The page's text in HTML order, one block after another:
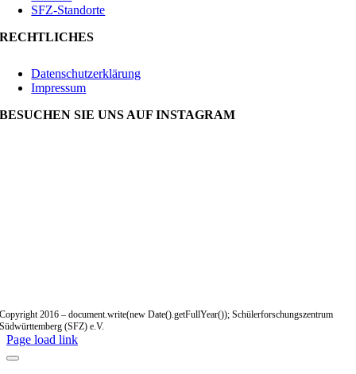
SFZ-Standorte
RECHTLICHES
Datenschutzerklärung
Impressum
BESUCHEN SIE UNS AUF INSTAGRAM
Copyright 2016 – document.write(new Date().getFullYear()); Schülerforschungszentrum
Südwürttemberg (SFZ) e.V.
Page load link